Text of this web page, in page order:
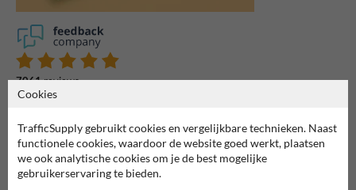
7061reviews
Rating9.4
Cookies
TrafficSupply gebruikt cookies en vergelijkbare technieken. Naast
functionele cookies, waardoor de website goed werkt, plaatsen
we ook analytische cookies om je de best mogelijke
gebruikerservaring te bieden.